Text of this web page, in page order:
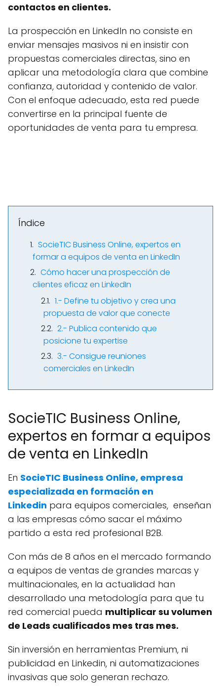
contactos en clientes.
La prospección en LinkedIn no consiste en
enviar mensajes masivos ni en insistir con
propuestas comerciales directas, sino en
aplicar una metodología clara que combine
confianza, autoridad y contenido de valor.
Con el enfoque adecuado, esta red puede
convertirse en la principal fuente de
oportunidades de venta para tu empresa.
Índice
SocieTIC Business Online, expertos en
formar a equipos de venta en LinkedIn
Cómo hacer una prospección de
clientes eficaz en LinkedIn
1.- Define tu objetivo y crea una
propuesta de valor que conecte
2.- Publica contenido que
posicione tu expertise
3.- Consigue reuniones
comerciales en LinkedIn
SocieTIC Business Online,
expertos en formar a equipos
de venta en LinkedIn
En SocieTIC Business Online, empresa
especializada en formación en
Linkedin para equipos comerciales, enseñan
a las empresas cómo sacar el máximo
partido a esta red profesional B2B.
Con más de 8 años en el mercado formando
a equipos de ventas de grandes marcas y
multinacionales, en la actualidad han
desarrollado una metodología para que tu
red comercial pueda multiplicar su volumen
de Leads cualificados mes tras mes.
Sin inversión en herramientas Premium, ni
publicidad en Linkedin, ni automatizaciones
invasivas que solo generan rechazo.